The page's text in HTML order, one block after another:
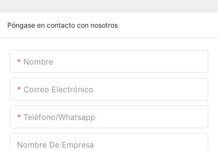
Póngase en contacto con nosotros
Nombre
Correo Electrónico
Teléfono/whatsapp
Nombre De Empresa